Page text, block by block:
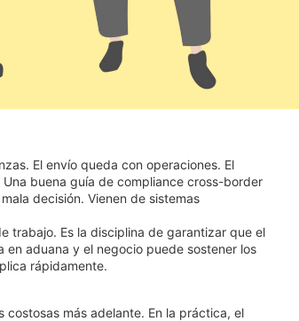
El envío queda con operaciones. El
buena guía de compliance cross-border
decisión. Vienen de sistemas
trabajo. Es la disciplina de garantizar que el
aduana y el negocio puede sostener los
rápidamente.
más adelante. En la práctica, el